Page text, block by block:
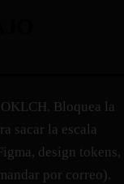
Bloquea la
sacar la escala
design tokens,
por correo).